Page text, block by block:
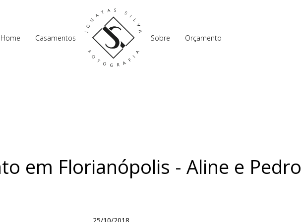
Home Casamentos Sobre Orçamento
em Florianópolis - Aline e Pedro